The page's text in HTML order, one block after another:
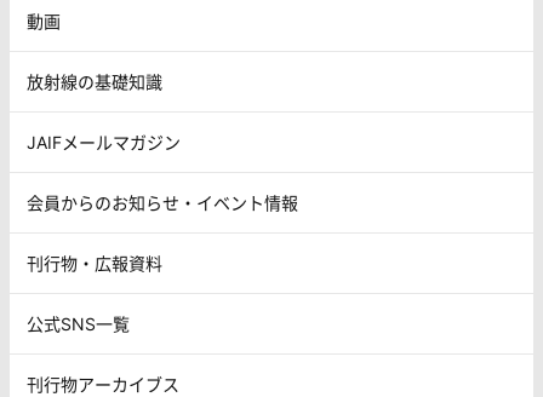
動画
放射線の基礎知識
JAIFメールマガジン
会員からのお知らせ・イベント情報
刊行物・広報資料
公式SNS一覧
刊行物アーカイブス